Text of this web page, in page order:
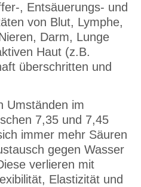
, Entsäuerungs- und
von Blut, Lymphe,
Darm, Lunge
Haut (z.B.
überschritten und
Umständen im
7,35 und 7,45
immer mehr Säuren
gegen Wasser
verlieren mit
Elastizität und